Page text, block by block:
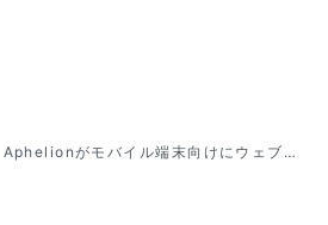
Aphelionがモバイル端末向けにウェブウ